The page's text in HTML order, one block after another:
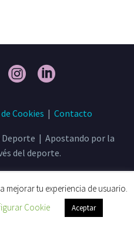
Cookies | Contacto
Deporte | Apostando por la
del deporte.
mejorar tu experiencia de usuario.
Cookie Aceptar